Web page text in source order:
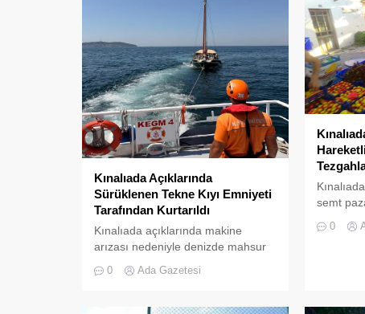
Kınalıada Açıklarında
Sürüklenen Tekne Kıyı Emniyeti
Tarafından Kurtarıldı
Kınalıada açıklarında makine
arızası nedeniyle denizde mahsur
Müdürlüğü (KEGM) ekiplerinin
0 Ada Gazetesi
semt
zamanki
0